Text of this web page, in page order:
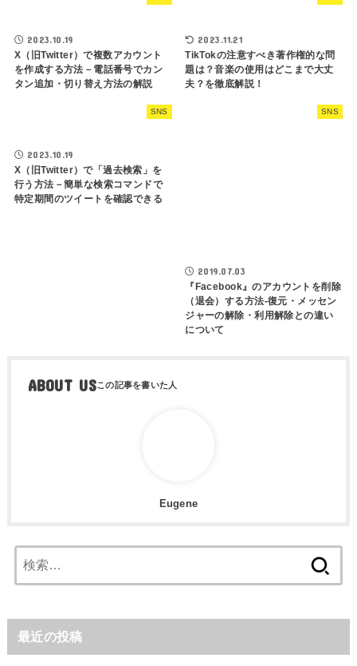
2023.10.19
X（旧Twitter）で複数アカウント
を作成する方法－電話番号でカン
タン追加・切り替え方法の解説
2023.11.21
TikTokの注意すべき著作権的な問
題は？音楽の使用はどこまで大丈
夫？を徹底解説！
SNS
2023.10.19
X（旧Twitter）で「過去検索」を
行う方法－簡単な検索コマンドで
特定期間のツイートを確認できる
SNS
2019.07.03
『Facebook』のアカウントを削除
（退会）する方法-復元・メッセン
ジャーの解除・利用解除との違い
について
ABOUT US
Eugene
索:
最近の投稿